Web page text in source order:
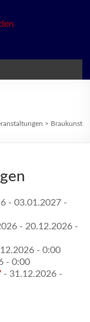
zur
> Braukunst
- 03.01.2027 -
- 20.12.2026 -
- 0:00
- 0:00
- 31.12.2026 -